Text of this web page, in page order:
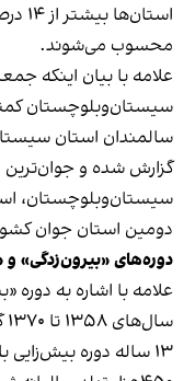
محسوب می‌شوند.
علامه با بیان اینکه
سیستان‌وبلوچستان
گزارش شده و
دومین استان جوان
دوره‌های «بیرون‌زدگی»
علامه با اشاره به
۱۳ ساله دوره